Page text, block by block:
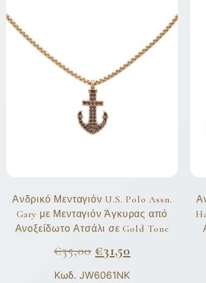
Ανδρικό Μενταγιόν U.S. Polo Assn.
Gary με Μενταγιόν Άγκυρας από
Ανοξείδωτο Ατσάλι σε Gold Tone
€35,00 €31,50
Κωδ. JW6061NK